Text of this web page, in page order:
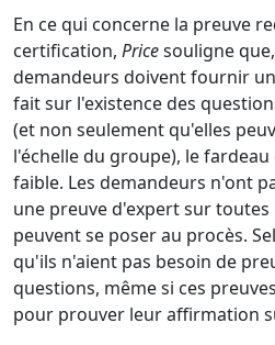
En ce qui concerne la preuve
certification, Pricesouligne
demandeurs doivent fournir
fait sur l'existence des
(et non seulement qu'elles
l'échelle du groupe), le
faible. Les demandeurs n'ont
une preuve d'expert sur
peuvent se poser au procès.
qu'ils n'aient pas besoin de
questions, même si ces
pour prouver leur affirmation